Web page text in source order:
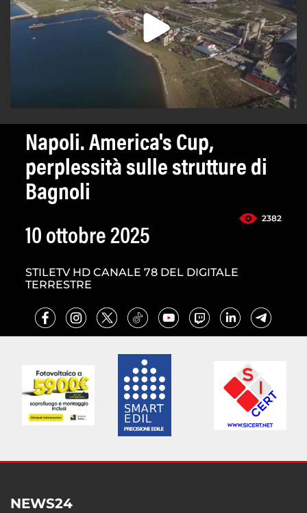
Napoli. America's Cup,
perplessità sulle strutture di
Bagnoli
2382
10 ottobre 2025
STILETV HD CANALE 78 DEL DIGITALE
TERRESTRE
NEWS24